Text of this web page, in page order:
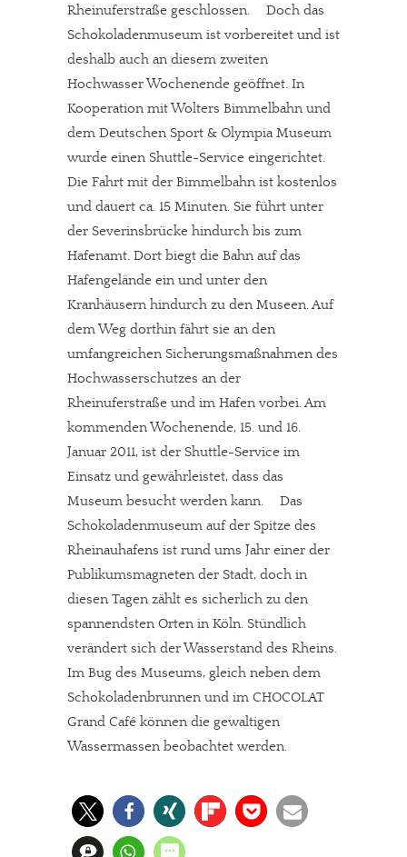
Rheinuferstraße geschlossen. Doch das
Schokoladenmuseum ist vorbereitet und ist
deshalb auch an diesem zweiten
Hochwasser Wochenende geöffnet. In
Kooperation mit Wolters Bimmelbahn und
dem Deutschen Sport & Olympia Museum
wurde einen Shuttle-Service eingerichtet.
Die Fahrt mit der Bimmelbahn ist kostenlos
und dauert ca. 15 Minuten. Sie führt unter
der Severinsbrücke hindurch bis zum
Hafenamt. Dort biegt die Bahn auf das
Hafengelände ein und unter den
Kranhäusern hindurch zu den Museen. Auf
dem Weg dorthin fährt sie an den
umfangreichen Sicherungsmaßnahmen des
Hochwasserschutzes an der
Rheinuferstraße und im Hafen vorbei. Am
kommenden Wochenende, 15. und 16.
Januar 2011, ist der Shuttle-Service im
Einsatz und gewährleistet, dass das
Museum besucht werden kann. Das
Schokoladenmuseum auf der Spitze des
Rheinauhafens ist rund ums Jahr einer der
Publikumsmagneten der Stadt, doch in
diesen Tagen zählt es sicherlich zu den
spannendsten Orten in Köln. Stündlich
verändert sich der Wasserstand des Rheins.
Im Bug des Museums, gleich neben dem
Schokoladenbrunnen und im CHOCOLAT
Grand Café können die gewaltigen
Wassermassen beobachtet werden.